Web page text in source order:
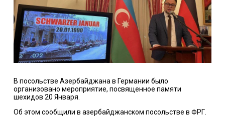
В посольстве Азербайджана в Германии было
организовано мероприятие, посвященное памяти
шехидов 20 Января.
Об этом сообщили в азербайджанском посольстве в ФРГ.